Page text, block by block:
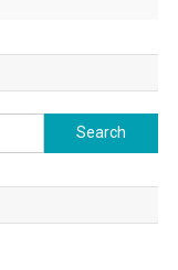
Search
for: